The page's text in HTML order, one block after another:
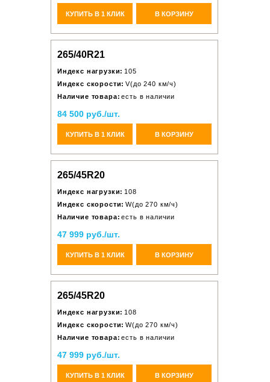
КУПИТЬ В 1 КЛИК В КОРЗИНУ
265/40R21
Индекс нагрузки: 105
Индекс скорости: V(до 240 км/ч)
Наличие товара: есть в наличии
84 500 руб./шт.
КУПИТЬ В 1 КЛИК В КОРЗИНУ
265/45R20
Индекс нагрузки: 108
Индекс скорости: W(до 270 км/ч)
Наличие товара: есть в наличии
47 999 руб./шт.
КУПИТЬ В 1 КЛИК В КОРЗИНУ
265/45R20
Индекс нагрузки: 108
Индекс скорости: W(до 270 км/ч)
Наличие товара: есть в наличии
47 999 руб./шт.
КУПИТЬ В 1 КЛИК В КОРЗИНУ